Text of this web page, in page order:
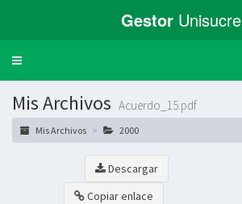
Gestor Unisucre
Toggle
Mis Archivos Acuerdo_15.pdf
Mis Archivos 2000
Descargar
Copiar enlace